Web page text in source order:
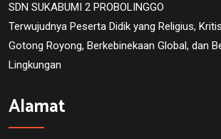
SDN SUKABUMI 2 PROBOLINGGO
Terwujudnya Peserta Didik yang Religius,
Gotong Royong, Berkebinekaan Global, dan
Lingkungan
Alamat